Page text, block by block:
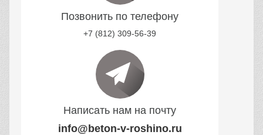
Позвонить по телефону
+7 (812) 309-56-39
Написать нам на почту
info@beton-v-roshino.ru